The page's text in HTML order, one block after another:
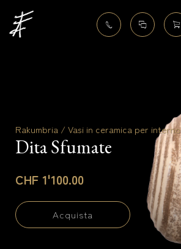
Rakumbria / Vasi in ceramica per interno
Dita Sfumate
CHF 1'100.00
Acquista